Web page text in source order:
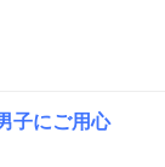
子にご用心